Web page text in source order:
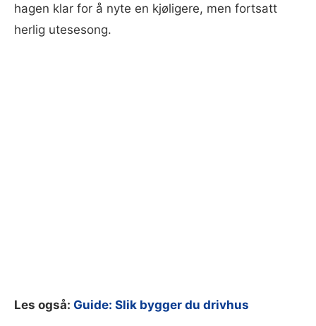
hagen klar for å nyte en kjøligere, men fortsatt
herlig utesesong.
Les også: Guide: Slik bygger du drivhus